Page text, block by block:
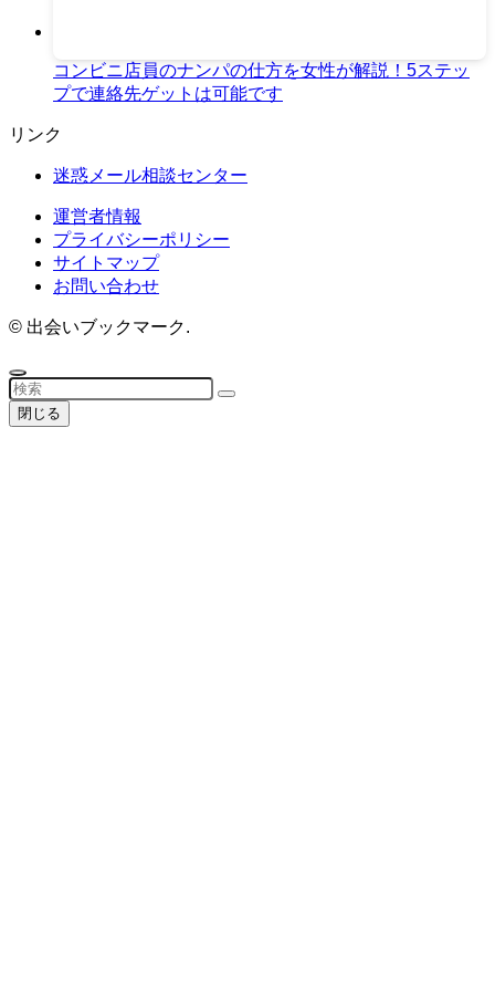
コンビニ店員のナンパの仕方を女性が解説！5ステッ
プで連絡先ゲットは可能です
リンク
迷惑メール相談センター
運営者情報
プライバシーポリシー
サイトマップ
お問い合わせ
© 出会いブックマーク.
閉じる